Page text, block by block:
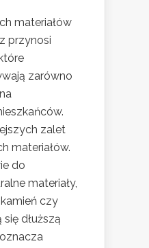
materiałów
przynosi
zarówno
zalet
materiałów.
do
materiały,
czy
się dłuższą